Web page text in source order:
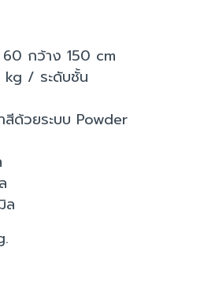
กว้าง 150 cm
/ ระดับชั้น
สีด้วยระบบ Powder
ล